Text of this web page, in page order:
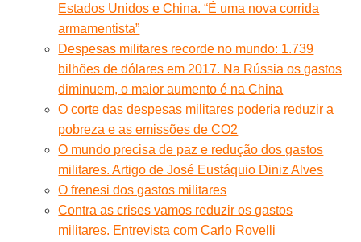
Estados Unidos e China. “É uma nova corrida
armamentista”
Despesas militares recorde no mundo: 1.739
bilhões de dólares em 2017. Na Rússia os gastos
diminuem, o maior aumento é na China
O corte das despesas militares poderia reduzir a
pobreza e as emissões de CO2
O mundo precisa de paz e redução dos gastos
militares. Artigo de José Eustáquio Diniz Alves
O frenesi dos gastos militares
Contra as crises vamos reduzir os gastos
militares. Entrevista com Carlo Rovelli